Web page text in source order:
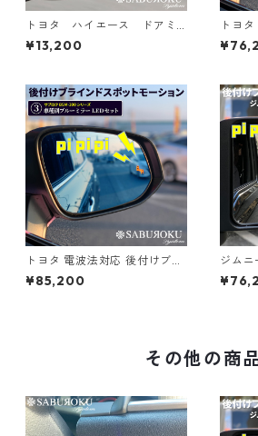
トヨタ ハイエース ドアミ
ラーレンズ補修用
¥13,200
トヨ
インド
M-300
ブライ
sm ト
ト モ
角 接
意喚
トヨタ 電波法対応 後付けブラ
インドスポットモーション BS
M-300 【車種別ブルーミラー
モニター 死角検知 後方 死角
接近 車線変更 警告 検出 注意
¥85,200
ジムニー対応
ット
【ミ
起 セン
その他の商